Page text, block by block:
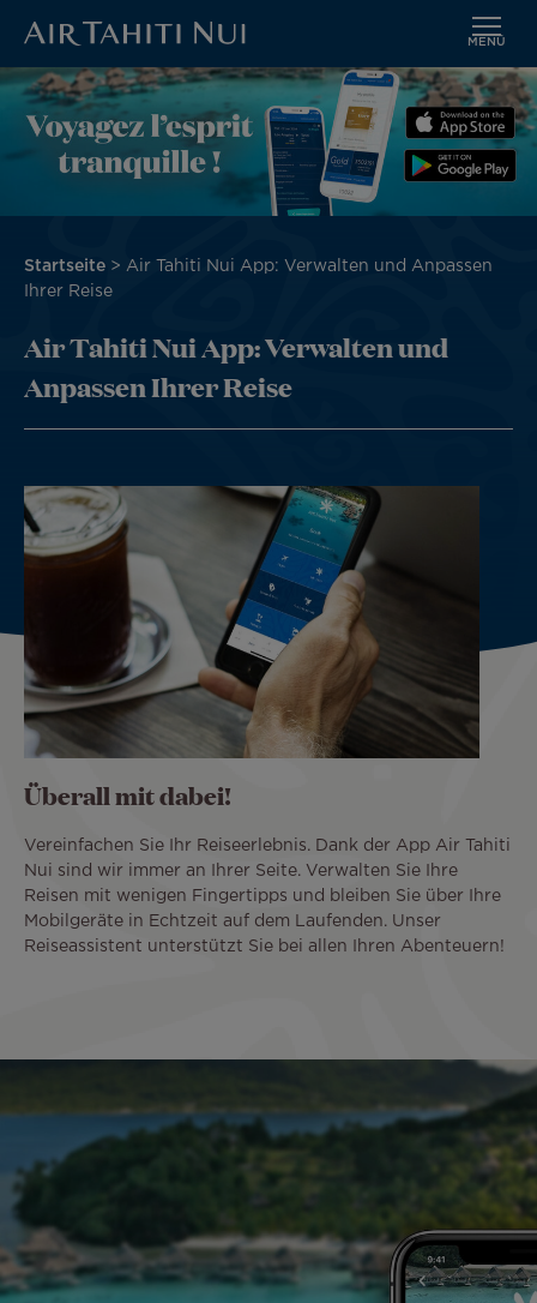
Zum
Hauptinhalt
wechseln
MENÜ
Pfadnavigation
Startseite
Air Tahiti Nui App: Verwalten und Anpassen
Ihrer Reise
Air Tahiti Nui App: Verwalten und
Anpassen Ihrer Reise
Überall mit dabei!
Vereinfachen Sie Ihr Reiseerlebnis. Dank der App Air Tahiti
Nui sind wir immer an Ihrer Seite. Verwalten Sie Ihre
Reisen mit wenigen Fingertipps und bleiben Sie über Ihre
Mobilgeräte in Echtzeit auf dem Laufenden. Unser
Reiseassistent unterstützt Sie bei allen Ihren Abenteuern!